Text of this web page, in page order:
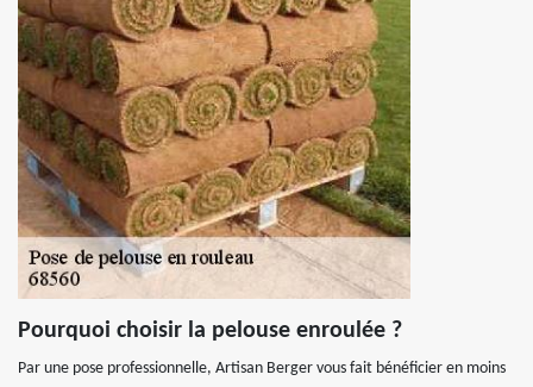
Pourquoi choisir la pelouse enroulée ?
Par une pose professionnelle, Artisan Berger vous fait bénéficier en moins